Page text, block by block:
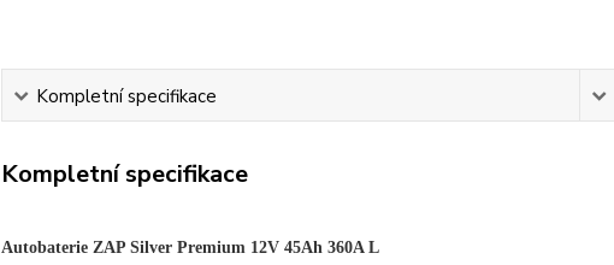
Kompletní specifikace
Kompletní specifikace
Autobaterie ZAP Silver Premium 12V 45Ah 360A L